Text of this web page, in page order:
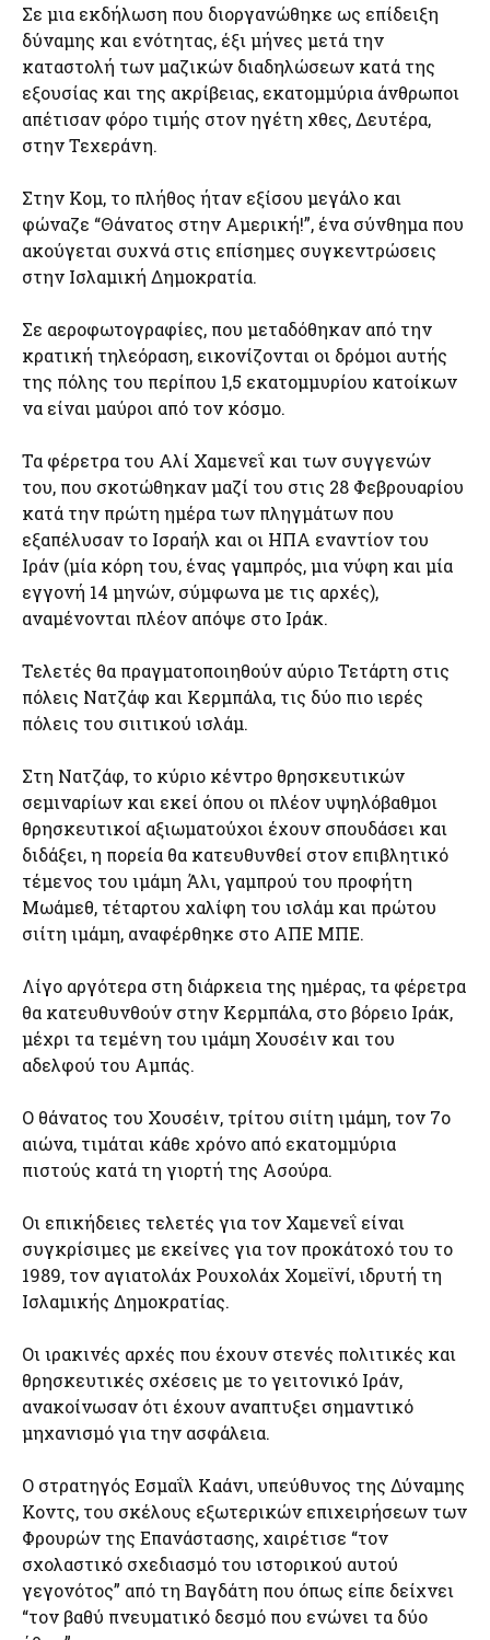
Σε μια εκδήλωση που διοργανώθηκε ως επίδειξη
δύναμης και ενότητας, έξι μήνες μετά την
καταστολή των μαζικών διαδηλώσεων κατά της
εξουσίας και της ακρίβειας, εκατομμύρια άνθρωποι
απέτισαν φόρο τιμής στον ηγέτη χθες, Δευτέρα,
στην Τεχεράνη.
Στην Κομ, το πλήθος ήταν εξίσου μεγάλο και
φώναζε “Θάνατος στην Αμερική!”, ένα σύνθημα που
ακούγεται συχνά στις επίσημες συγκεντρώσεις
στην Ισλαμική Δημοκρατία.
Σε αεροφωτογραφίες, που μεταδόθηκαν από την
κρατική τηλεόραση, εικονίζονται οι δρόμοι αυτής
της πόλης του περίπου 1,5 εκατομμυρίου κατοίκων
να είναι μαύροι από τον κόσμο.
Τα φέρετρα του Αλί Χαμενεΐ και των συγγενών
του, που σκοτώθηκαν μαζί του στις 28 Φεβρουαρίου
κατά την πρώτη ημέρα των πληγμάτων που
εξαπέλυσαν το Ισραήλ και οι ΗΠΑ εναντίον του
Ιράν (μία κόρη του, ένας γαμπρός, μια νύφη και μία
εγγονή 14 μηνών, σύμφωνα με τις αρχές),
αναμένονται πλέον απόψε στο Ιράκ.
Τελετές θα πραγματοποιηθούν αύριο Τετάρτη στις
πόλεις Νατζάφ και Κερμπάλα, τις δύο πιο ιερές
πόλεις του σιιτικού ισλάμ.
Στη Νατζάφ, το κύριο κέντρο θρησκευτικών
σεμιναρίων και εκεί όπου οι πλέον υψηλόβαθμοι
θρησκευτικοί αξιωματούχοι έχουν σπουδάσει και
διδάξει, η πορεία θα κατευθυνθεί στον επιβλητικό
τέμενος του ιμάμη Άλι, γαμπρού του προφήτη
Μωάμεθ, τέταρτου χαλίφη του ισλάμ και πρώτου
σιίτη ιμάμη, αναφέρθηκε στο ΑΠΕ ΜΠΕ.
Λίγο αργότερα στη διάρκεια της ημέρας, τα φέρετρα
θα κατευθυνθούν στην Κερμπάλα, στο βόρειο Ιράκ,
μέχρι τα τεμένη του ιμάμη Χουσέιν και του
αδελφού του Αμπάς.
Ο θάνατος του Χουσέιν, τρίτου σιίτη ιμάμη, τον 7ο
αιώνα, τιμάται κάθε χρόνο από εκατομμύρια
πιστούς κατά τη γιορτή της Ασούρα.
Οι επικήδειες τελετές για τον Χαμενεΐ είναι
συγκρίσιμες με εκείνες για τον προκάτοχό του το
1989, τον αγιατολάχ Ρουχολάχ Χομεϊνί, ιδρυτή τη
Ισλαμικής Δημοκρατίας.
Οι ιρακινές αρχές που έχουν στενές πολιτικές και
θρησκευτικές σχέσεις με το γειτονικό Ιράν,
ανακοίνωσαν ότι έχουν αναπτυξει σημαντικό
μηχανισμό για την ασφάλεια.
Ο στρατηγός Εσμαΐλ Καάνι, υπεύθυνος της Δύναμης
Κοντς, του σκέλους εξωτερικών επιχειρήσεων των
Φρουρών της Επανάστασης, χαιρέτισε “τον
σχολαστικό σχεδιασμό του ιστορικού αυτού
γεγονότος” από τη Βαγδάτη που όπως είπε δείχνει
“τον βαθύ πνευματικό δεσμό που ενώνει τα δύο